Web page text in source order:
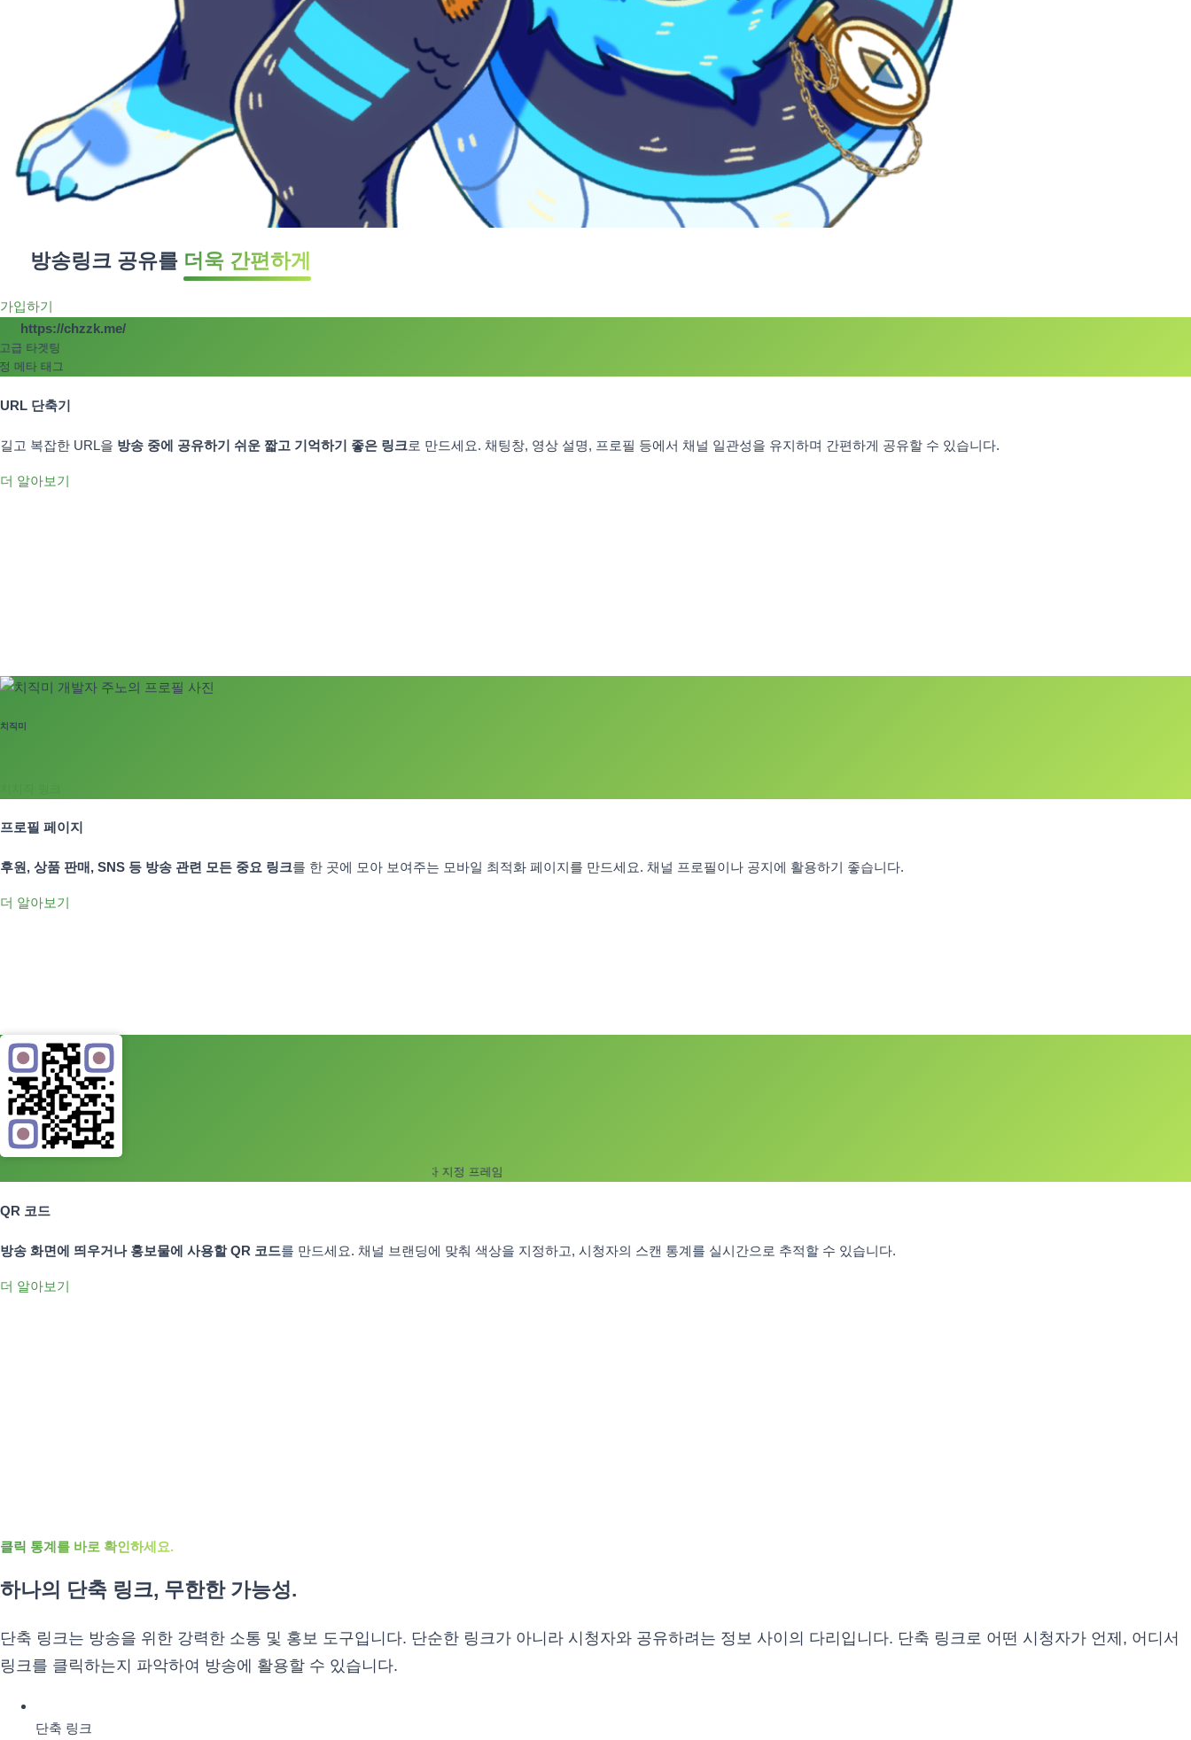
방송링크 공유를 더욱 간편하게
가입하기
https://chzzk.me/
겟팅
태그
URL 단축기
길고 복잡한 URL을 방송 중에 공유하기 쉬운 짧고 기억하기 좋은 링크로 만드세요. 채팅창, 영상 설명, 프로필 등에서 채널 일관성을 유지하며 간편하게 공유할 수 있습니다.
더 알아보기
치직미
프로필 페이지
후원, 상품 판매, SNS 등 방송 관련 모든 중요 링크를 한 곳에 모아 보여주는 모바일 최적화 페이지를 만드세요. 채널 프로필이나 공지에 활용하기 좋습니다.
더 알아보기
사용자 지정 프레임
QR 코드
방송 화면에 띄우거나 홍보물에 사용할 QR 코드를 만드세요. 채널 브랜딩에 맞춰 색상을 지정하고, 시청자의 스캔 통계를 실시간으로 추적할 수 있습니다.
더 알아보기
클릭 통계를 바로 확인하세요.
하나의 단축 링크, 무한한 가능성.
단축 링크는 방송을 위한 강력한 소통 및 홍보 도구입니다. 단순한 링크가 아니라 시청자와 공유하려는 정보 사이의 다리입니다. 단축 링크로 어떤 시청자가 언제, 어디서
링크를 클릭하는지 파악하여 방송에 활용할 수 있습니다.
단축 링크